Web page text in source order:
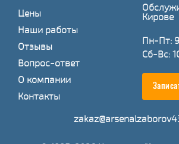
Цены
Наши работы
Отзывы
Вопрос-ответ
О компании
Контакты
Кирове
Пн-Пт:
Сб-Вс: